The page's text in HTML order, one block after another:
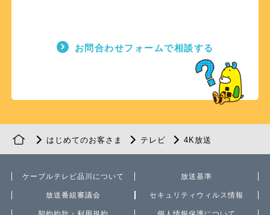
お問合わせフォームで相談する
はじめてのお客さま テレビ 4K放送
ケーブルテレビ品川について 放送基準
放送番組審議会 セキュリティウィルス情報